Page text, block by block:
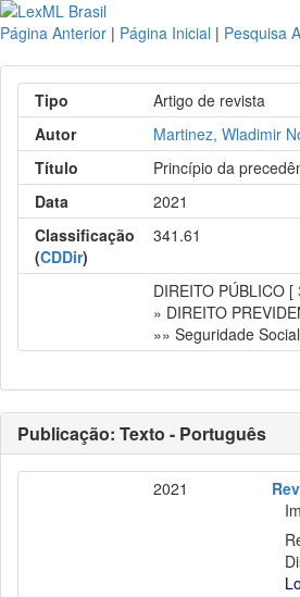
Página Anterior | Página Inicial | Pesquisa
Tipo
Artigo de revista
Autor
Martinez, Wladimir
Título
Princípio da
Data
2021
Classificação
(CDDir)
341.61
DIREITO PÚBLICO [
» DIREITO
»» Seguridade
Publicação: Texto - Português
2021